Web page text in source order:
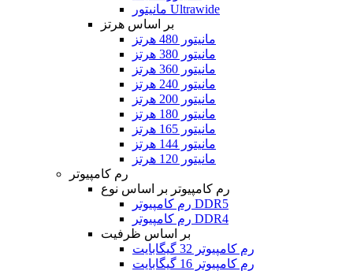
مانیتور Ultrawide
بر اساس هرتز
مانیتور 480 هرتز
مانیتور 380 هرتز
مانیتور 360 هرتز
مانیتور 240 هرتز
مانیتور 200 هرتز
مانیتور 180 هرتز
مانیتور 165 هرتز
مانیتور 144 هرتز
مانیتور 120 هرتز
رم کامپیوتر
رم کامپیوتر بر اساس نوع
رم کامپیوتر DDR5
رم کامپیوتر DDR4
بر اساس ظرفیت
رم کامپیوتر 32 گیگابایت
رم کامپیوتر 16 گیگابایت